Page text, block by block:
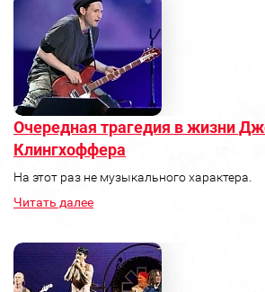
Очередная трагедия в жизни
Клингхоффера
На этот раз не музыкального характера.
Читать далее